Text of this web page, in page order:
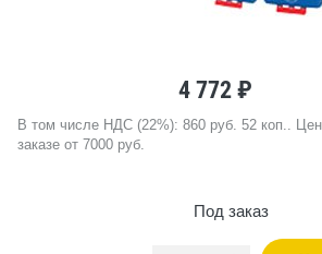
4 772 ₽
В том числе НДС (22%): 860 руб. 52 коп..
заказе от 7000 руб.
Под заказ